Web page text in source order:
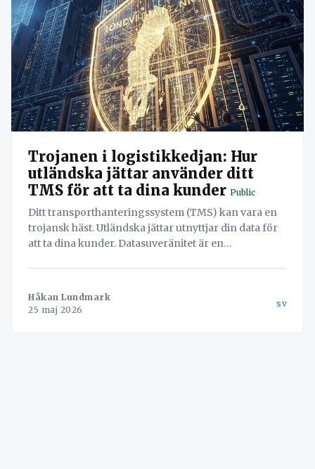
Trojanen i logistikkedjan: Hur
utländska jättar använder ditt
TMS för att ta dina kunder Public
Ditt transporthanteringssystem (TMS) kan vara en
trojansk häst. Utländska jättar utnyttjar din data för
att ta dina kunder. Datasuveränitet är en
Håkan Lundmark
25 maj 2026
sv